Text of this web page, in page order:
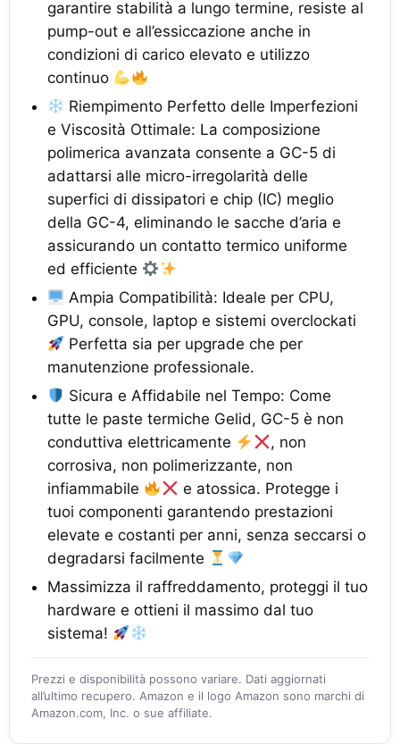
garantire stabilità a lungo termine, resiste al
pump-out e all’essiccazione anche in
condizioni di carico elevato e utilizzo
continuo
Riempimento Perfetto delle Imperfezioni
e Viscosità Ottimale: La composizione
polimerica avanzata consente a GC-5 di
adattarsi alle micro-irregolarità delle
superfici di dissipatori e chip (IC) meglio
della GC-4, eliminando le sacche d’aria e
assicurando un contatto termico uniforme
ed efficiente
Ampia Compatibilità: Ideale per CPU,
GPU, console, laptop e sistemi overclockati
Perfetta sia per upgrade che per
manutenzione professionale.
Sicura e Affidabile nel Tempo: Come
tutte le paste termiche Gelid, GC-5 è non
conduttiva elettricamente
, non
corrosiva, non polimerizzante, non
infiammabile
e atossica. Protegge i
tuoi componenti garantendo prestazioni
elevate e costanti per anni, senza seccarsi o
degradarsi facilmente
Massimizza il raffreddamento, proteggi il tuo
hardware e ottieni il massimo dal tuo
sistema!
Prezzi e disponibilità possono variare. Dati aggiornati
all’ultimo recupero. Amazon e il logo Amazon sono marchi di
Amazon.com, Inc. o sue affiliate.